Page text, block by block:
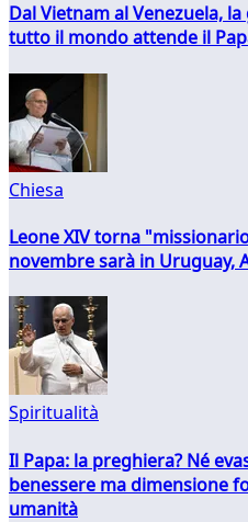
Dal Vietnam al Venezuela,
tutto il mondo attende il
Chiesa
Leone XIV torna
novembre sarà in Uruguay,
Spiritualità
Il Papa: la preghiera? Né
benessere ma dimensione
umanità